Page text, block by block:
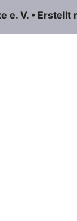
e. V. • Erstellt